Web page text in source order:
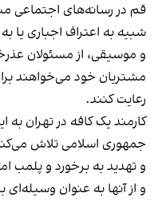
قم در رسانه‌های اجتماعی
شبیه به اعتراف اجباری یا
و موسیقی، از مسئولان
مشتریان خود می‌خواهند
رعایت کنند.
کارمند یک کافه در تهران به
جمهوری اسلامی تلاش
و تهدید به برخورد و پلمب
و از آنها به عنوان